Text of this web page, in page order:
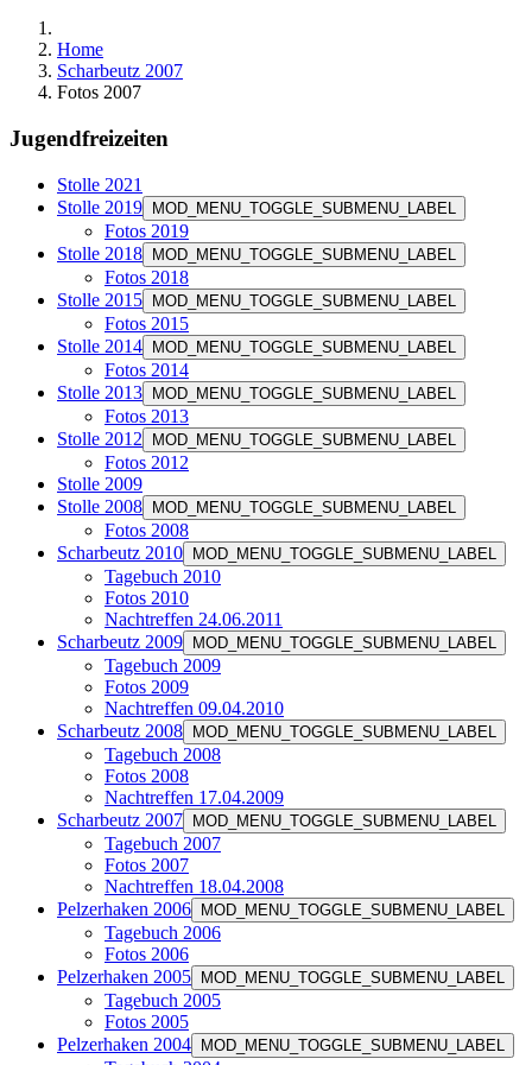
Home
Scharbeutz 2007
Fotos 2007
Jugendfreizeiten
Stolle 2021
Stolle 2019
MOD_MENU_TOGGLE_SUBMENU_LABEL
Fotos 2019
Stolle 2018
MOD_MENU_TOGGLE_SUBMENU_LABEL
Fotos 2018
Stolle 2015
MOD_MENU_TOGGLE_SUBMENU_LABEL
Fotos 2015
Stolle 2014
MOD_MENU_TOGGLE_SUBMENU_LABEL
Fotos 2014
Stolle 2013
MOD_MENU_TOGGLE_SUBMENU_LABEL
Fotos 2013
Stolle 2012
MOD_MENU_TOGGLE_SUBMENU_LABEL
Fotos 2012
Stolle 2009
Stolle 2008
MOD_MENU_TOGGLE_SUBMENU_LABEL
Fotos 2008
Scharbeutz 2010
MOD_MENU_TOGGLE_SUBMENU_LABEL
Tagebuch 2010
Fotos 2010
Nachtreffen 24.06.2011
Scharbeutz 2009
MOD_MENU_TOGGLE_SUBMENU_LABEL
Tagebuch 2009
Fotos 2009
Nachtreffen 09.04.2010
Scharbeutz 2008
MOD_MENU_TOGGLE_SUBMENU_LABEL
Tagebuch 2008
Fotos 2008
Nachtreffen 17.04.2009
Scharbeutz 2007
MOD_MENU_TOGGLE_SUBMENU_LABEL
Tagebuch 2007
Fotos 2007
Nachtreffen 18.04.2008
Pelzerhaken 2006
MOD_MENU_TOGGLE_SUBMENU_LABEL
Tagebuch 2006
Fotos 2006
Pelzerhaken 2005
MOD_MENU_TOGGLE_SUBMENU_LABEL
Tagebuch 2005
Fotos 2005
Pelzerhaken 2004
MOD_MENU_TOGGLE_SUBMENU_LABEL